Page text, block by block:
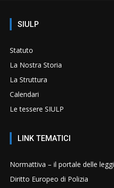
SIULP
Statuto
La Nostra Storia
La Struttura
Calendari
Le tessere SIULP
LINK TEMATICI
Normattiva – il portale delle leggi
Diritto Europeo di Polizia